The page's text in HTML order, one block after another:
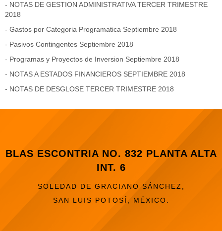
- NOTAS DE GESTION ADMINISTRATIVA TERCER TRIMESTRE
2018
- Gastos por Categoria Programatica Septiembre 2018
- Pasivos Contingentes Septiembre 2018
- Programas y Proyectos de Inversion Septiembre 2018
- NOTAS A ESTADOS FINANCIEROS SEPTIEMBRE 2018
- NOTAS DE DESGLOSE TERCER TRIMESTRE 2018
BLAS ESCONTRIA NO. 832 PLANTA ALTA
INT. 6
SOLEDAD DE GRACIANO SÁNCHEZ,
SAN LUIS POTOSÍ, MÉXICO.